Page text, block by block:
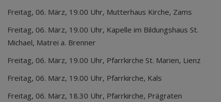
Freitag, 06. März, 19.00 Uhr, Mutterhaus Kirche, Zams
Freitag, 06. März, 19.00 Uhr, Kapelle im Bildungshaus St.
Michael, Matrei a. Brenner
Freitag, 06. März, 19.00 Uhr, Pfarrkirche St. Marien, Lienz
Freitag, 06. März, 19.00 Uhr, Pfarrkirche, Kals
Freitag, 06. März, 18.30 Uhr, Pfarrkirche, Prägraten